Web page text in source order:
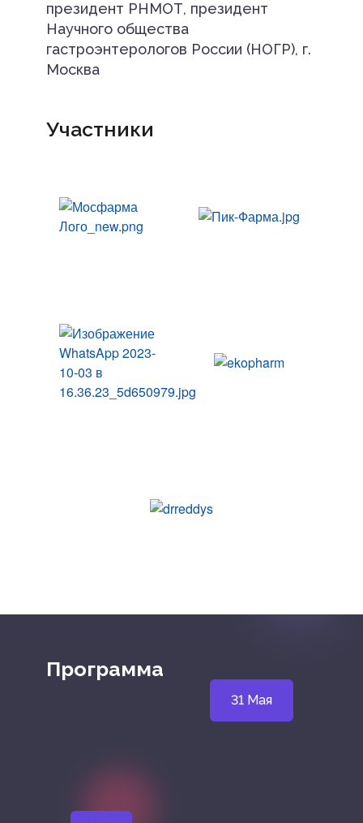
президент РНМОТ, президент
Научного общества
гастроэнтерологов России (НОГР), г.
Москва
Участники
Программа
31 Мая